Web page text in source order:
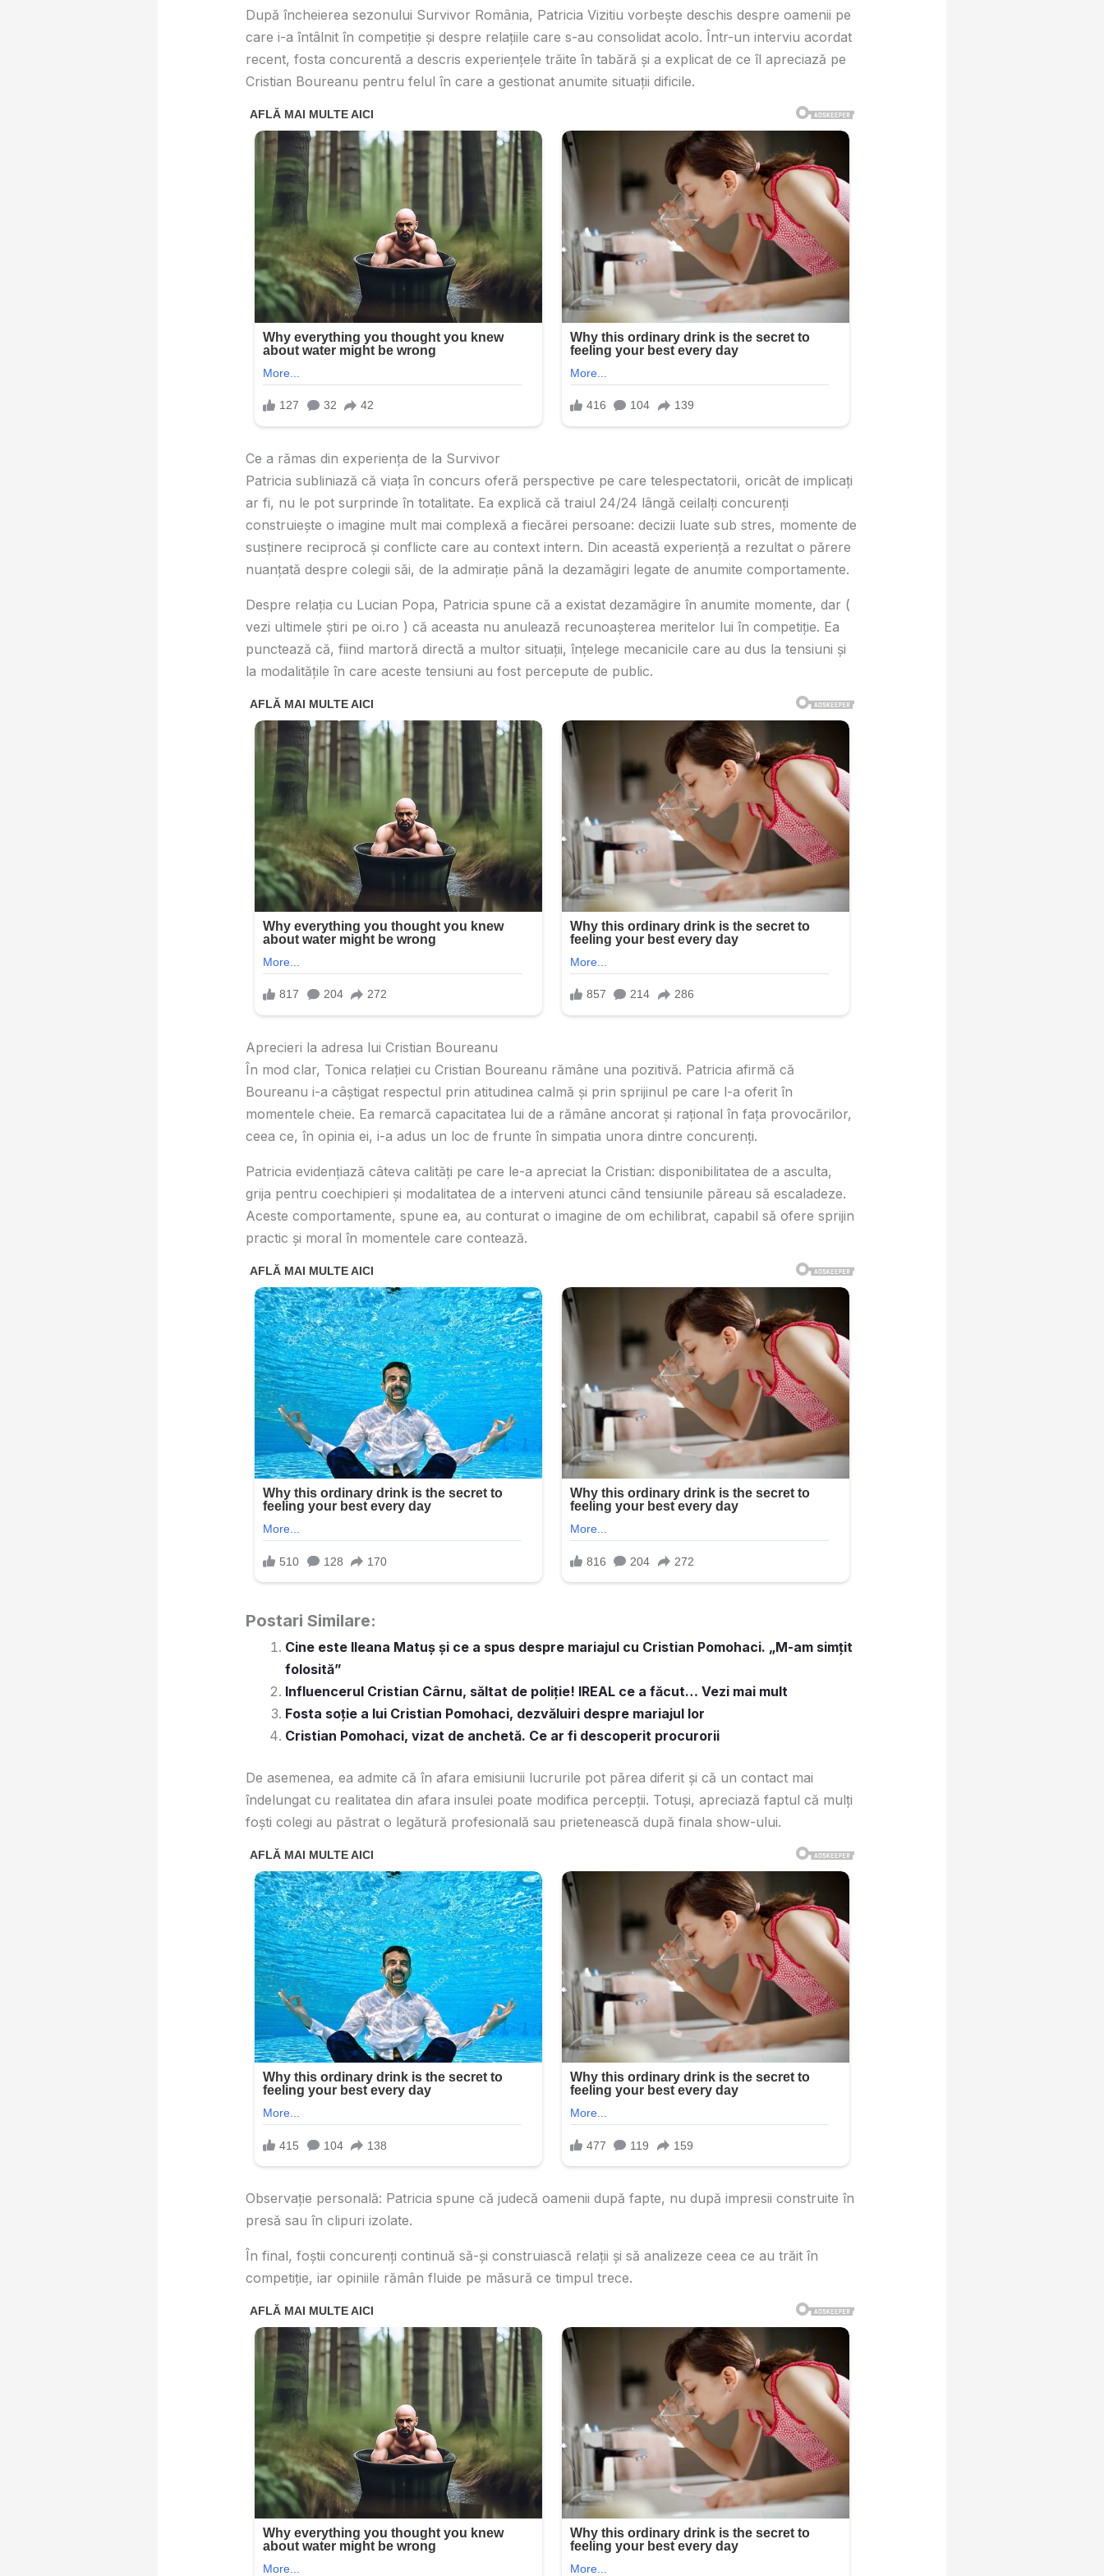
După încheierea sezonului Survivor România, Patricia Vizitiu vorbeşte deschis despre oamenii pe
care i-a întâlnit în competiţie şi despre relaţiile care s-au consolidat acolo. Într-un interviu acordat
recent, fosta concurentă a descris experienţele trăite în tabără şi a explicat de ce îl apreciază pe
Cristian Boureanu pentru felul în care a gestionat anumite situaţii dificile.
Ce a rămas din experienţa de la Survivor
Patricia subliniază că viaţa în concurs oferă perspective pe care telespectatorii, oricât de implicaţi
ar fi, nu le pot surprinde în totalitate. Ea explică că traiul 24/24 lângă ceilalţi concurenţi
construieşte o imagine mult mai complexă a fiecărei persoane: decizii luate sub stres, momente de
susţinere reciprocă şi conflicte care au context intern. Din această experienţă a rezultat o părere
nuanţată despre colegii săi, de la admiraţie până la dezamăgiri legate de anumite comportamente.
Despre relaţia cu Lucian Popa, Patricia spune că a existat dezamăgire în anumite momente, dar (
vezi ultimele știri pe oi.ro ) că aceasta nu anulează recunoaşterea meritelor lui în competiţie. Ea
punctează că, fiind martoră directă a multor situaţii, înţelege mecanicile care au dus la tensiuni şi
la modalităţile în care aceste tensiuni au fost percepute de public.
Aprecieri la adresa lui Cristian Boureanu
În mod clar, Tonica relaţiei cu Cristian Boureanu rămâne una pozitivă. Patricia afirmă că
Boureanu i-a câştigat respectul prin atitudinea calmă şi prin sprijinul pe care l-a oferit în
momentele cheie. Ea remarcă capacitatea lui de a rămâne ancorat şi raţional în faţa provocărilor,
ceea ce, în opinia ei, i-a adus un loc de frunte în simpatia unora dintre concurenţi.
Patricia evidenţiază câteva calităţi pe care le-a apreciat la Cristian: disponibilitatea de a asculta,
grija pentru coechipieri şi modalitatea de a interveni atunci când tensiunile păreau să escaladeze.
Aceste comportamente, spune ea, au conturat o imagine de om echilibrat, capabil să ofere sprijin
practic şi moral în momentele care contează.
Postari Similare:
Cine este Ileana Matuș și ce a spus despre mariajul cu Cristian Pomohaci. „M-am simțit
folosită”
Influencerul Cristian Cârnu, săltat de poliție! IREAL ce a făcut… Vezi mai mult
Fosta soție a lui Cristian Pomohaci, dezvăluiri despre mariajul lor
Cristian Pomohaci, vizat de anchetă. Ce ar fi descoperit procurorii
De asemenea, ea admite că în afara emisiunii lucrurile pot părea diferit şi că un contact mai
îndelungat cu realitatea din afara insulei poate modifica percepţii. Totuşi, apreciază faptul că mulţi
foşti colegi au păstrat o legătură profesională sau prietenească după finala show-ului.
Observaţie personală: Patricia spune că judecă oamenii după fapte, nu după impresii construite în
presă sau în clipuri izolate.
În final, foştii concurenţi continuă să-şi construiască relaţii şi să analizeze ceea ce au trăit în
competiţie, iar opiniile rămân fluide pe măsură ce timpul trece.